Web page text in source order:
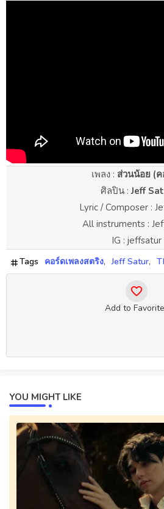
เพลง : ส่วนน้อย (ค
ศิลปิน :Jeff
Lyric / Composer :
All instruments :
IG : jeffsatur
Tags คอร์ดเพลงสตริง Jeff Satur
Add to
YOU MIGHT LIKE